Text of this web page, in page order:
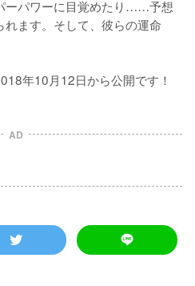
ーパワーに目覚めたり……予想
ます。そして、彼らの運命
年10月12日から公開です！
AD